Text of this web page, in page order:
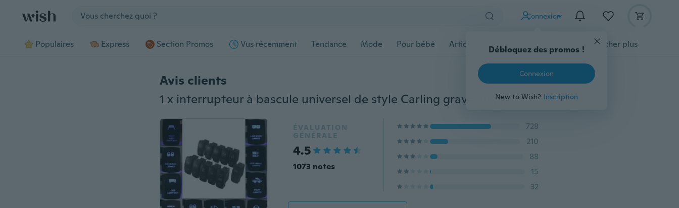
Connexion
Débloquez des promos !
Connexion
New to Wish? Inscription
Populaires Express Section Promos Vus récemment Tendance Mode Pour bébé Articles pour animaux domestiques Afficher plus
Avis clients
1 x interrupteur à bascule universel de style Carling gravé au laser 12 V / 24 V bleu Narva ARB double rétro-éclairé LED pour voitures remorque RV moto bateau etc.
ÉVALUATION
GÉNÉRALE
4.5
1073 notes
728
210
88
15
32